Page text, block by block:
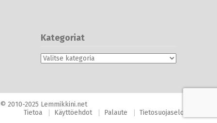
Kategoriat
Kategoriat
© 2010-2025 Lemmikkini.net
Tietoa
Käyttöehdot Palaute Tietosuojaseloste